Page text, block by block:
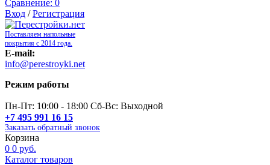
Сравнение: 0
Вход /Регистрация
Поставляем напольные
покрытия с 2014 года.
E-mail:
info@perestroyki.net
Режим работы
Пн-Пт: 10:00 - 18:00 Сб-Вс: Выходной
+7 495 991 16 15
Заказать обратный звонок
Корзина
0 0 руб.
Каталог товаров